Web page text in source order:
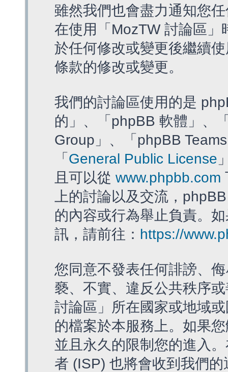
雖然我們也會盡力通知您
在使用「MozTW 討論區
於任何修改或變更後繼續
條款的修改或變更。
我們的討論區使用的是
的」、「phpBB 軟體」、
Group」、「phpBB
「 General Public License
且可以從 www.phpbb.com
上的討論以及交流，
的內容或行為舉止負責。
訊，請前往： https://
您同意不發表任何誹謗、
褻、不實、違反公共秩序
討論區」所在國家或地域
的檔案於本服務上。如果
並且永久的限制您的進入
者 (ISP) 也將會收到我們